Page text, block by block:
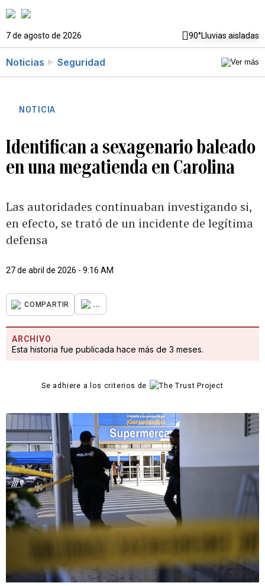
7 de agosto de 2026 90°Lluvias aisladas
Noticias Seguridad
NOTICIA
Identifican a sexagenario baleado
en una megatienda en Carolina
Las autoridades continuaban investigando si,
en efecto, se trató de un incidente de legítima
defensa
27 de abril de 2026 - 9:16 AM
COMPARTIR ...
ARCHIVO
Esta historia fue publicada hace más de 3 meses.
Se adhiere a los criterios de